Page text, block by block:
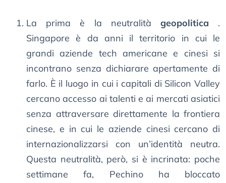
La prima è la neutralità geopolitica .
Singapore è da anni il territorio in cui le
grandi aziende tech americane e cinesi si
incontrano senza dichiarare apertamente di
farlo. È il luogo in cui i capitali di Silicon Valley
cercano accesso ai talenti e ai mercati asiatici
senza attraversare direttamente la frontiera
cinese, e in cui le aziende cinesi cercano di
internazionalizzarsi con un’identità neutra.
Questa neutralità, però, si è incrinata: poche
settimane fa, Pechino ha bloccato